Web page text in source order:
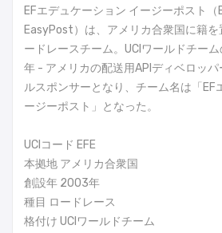
EFエデュケーション イージーポスト
EasyPost）は、アメリカ合衆国に籍
ードレースチーム。UCIワールドチー
年 - アメリカの配送用APIディベロッ
ルスポンサーとなり、チーム名は「EF
ージーポスト」となった。
UCIコード EFE
本拠地 アメリカ合衆国
創設年 2003年
種目 ロードレース
格付け UCIワールドチーム